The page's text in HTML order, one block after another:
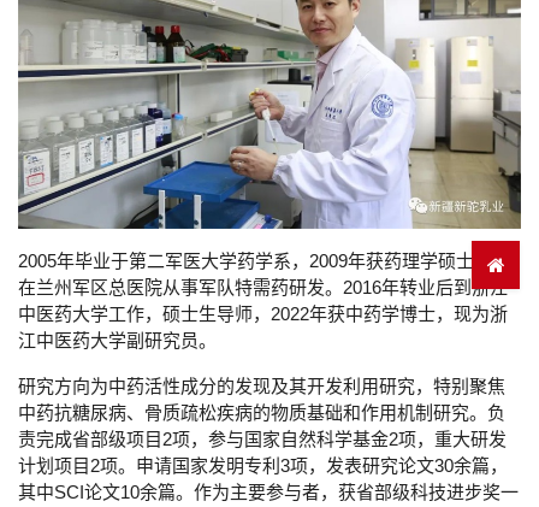
2005年毕业于第二军医大学药学系， 2009年获药理学硕士，后
在兰州军区总医院从事军队特需药研发。 2016年转业后到浙江
中医药大学工作，硕士生导师， 2022年获中药学博士，现为浙
江中医药大学副研究员。
研究方向为中药活性成分的发现及其开发利用研究，特别聚焦
中药抗糖尿病、骨质疏松疾病的物质基础和作用机制研究。负
责完成省部级项目 2项，参与国家自然科学基金2项，重大研发
计划项目 2项。申请国家发明专利 3项，发表研究论文30余篇，
其中SCI论文10余篇。作为主要参与者，获省部级科技进步奖一